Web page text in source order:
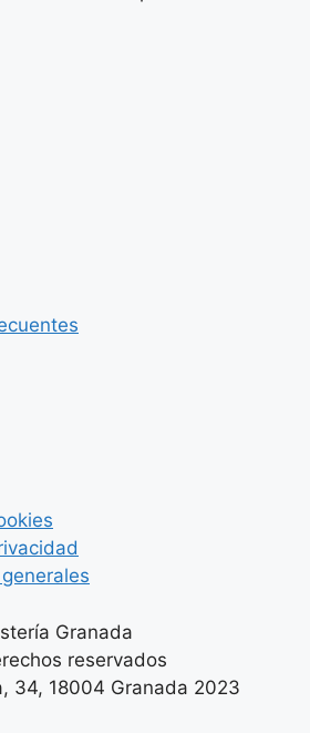
Granada
reservados
34, 18004 Granada 2023